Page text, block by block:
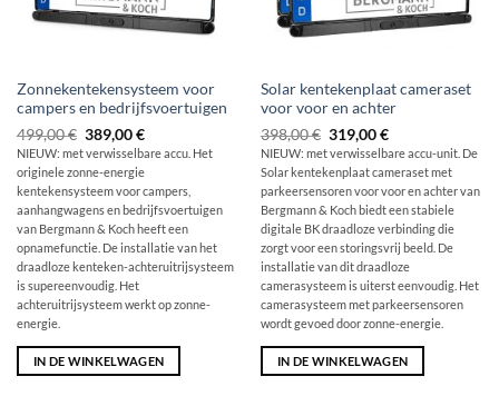
Zonnekentekensysteem voor
campers en bedrijfsvoertuigen
499,00€ Oorspronkelijke
prijs
was:
499,00 €
389,00€De
huidige
prijs
is:
389,00
€.
NIEUW: met verwisselbare accu. Het
originelezonne-energie
kentekensysteem voor campers,
aanhangwagens en bedrijfsvoertuigen
van Bergmann & Koch heeft een
opnamefunctie. De installatie van het
draadloze kenteken-achteruitrijsysteem
is supereenvoudig. Het
achteruitrijsysteem werkt op zonne-
energie.
IN DE WINKELWAGEN
Solar kentekenplaat cameraset
voor voor en achter
398,00€ De
oorspronkelijke
prijs
was:
€
398,00
319,00€Actuele
prijs
is:
319,00 €.
NIEUW: met verwisselbare accu-unit. De
Solar kentekenplaat cameraset met
parkeersensoren voor voor en achter van
Bergmann & Koch biedt een stabiele
digitale BK draadloze verbinding die
zorgt voor een storingsvrij beeld. De
installatie van dit draadloze
camerasysteem is uiterst eenvoudig. Het
camerasysteem met parkeersensoren
wordt gevoed door zonne-energie.
IN DE WINKELWAGEN